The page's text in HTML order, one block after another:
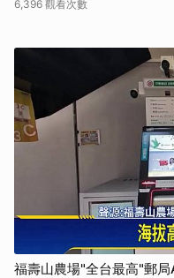
6,396 觀看次數
福壽山農場"全台最高"郵